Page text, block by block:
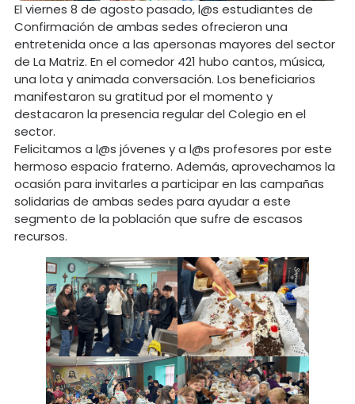
El viernes 8 de agosto pasado, l@s estudiantes de
Confirmación de ambas sedes ofrecieron una
entretenida once a las apersonas mayores del sector
de La Matriz. En el comedor 421 hubo cantos, música,
una lota y animada conversación. Los beneficiarios
manifestaron su gratitud por el momento y
destacaron la presencia regular del Colegio en el
sector.
Felicitamos a l@s jóvenes y a l@s profesores por este
hermoso espacio fraterno. Además, aprovechamos la
ocasión para invitarles a participar en las campañas
solidarias de ambas sedes para ayudar a este
segmento de la población que sufre de escasos
recursos.